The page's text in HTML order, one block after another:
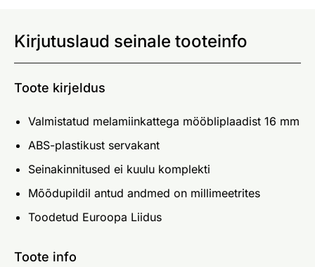
Kirjutuslaud seinale tooteinfo
Toote kirjeldus
Valmistatud melamiinkattega mööbliplaadist 16 mm
ABS-plastikust servakant
Seinakinnitused ei kuulu komplekti
Mõõdupildil antud andmed on millimeetrites
Toodetud Euroopa Liidus
Toote info